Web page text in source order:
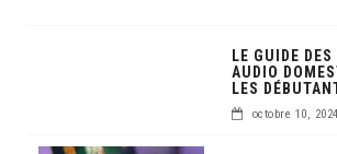
LE GUIDE
AUDIO
LES
octobre 10, 2024